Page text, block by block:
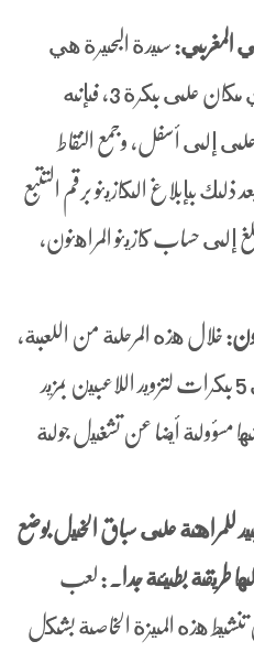
المغربي: سيدة البحيرة هي
البرية توسيع وعندما يظهر في أي مكان على بكرة 3, فإنه
إلى أسفل، وجمع النقاط
بإبلاغ الكازينو برقم التتبع
إلى حساب كازينو المراهنون،
خلال هذه المرحلة من اللعبة,
ستظهر أي براري مكدسة على 5 بكرات لتزويد اللاعبين بمزيد
مسؤولة أيضا عن تشغيل جولة
للمراهنة على سباق الخيل بوضع
طريقة بطيئة جدا. : لعب
تنشيط هذه الميزة الخاصة بشكل